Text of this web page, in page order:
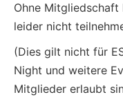
Ohne Mitgliedschaft
leider nicht
(Dies gilt nicht für
Night und weitere
Mitglieder erlaubt